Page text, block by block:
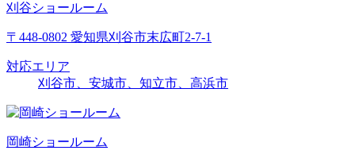
刈谷ショールーム
〒448-0802 愛知県刈谷市末広町2-7-1
対応エリア
刈谷市、安城市、知立市、高浜市
岡崎ショールーム